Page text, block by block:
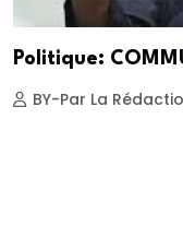
Politique:
BY-Par La